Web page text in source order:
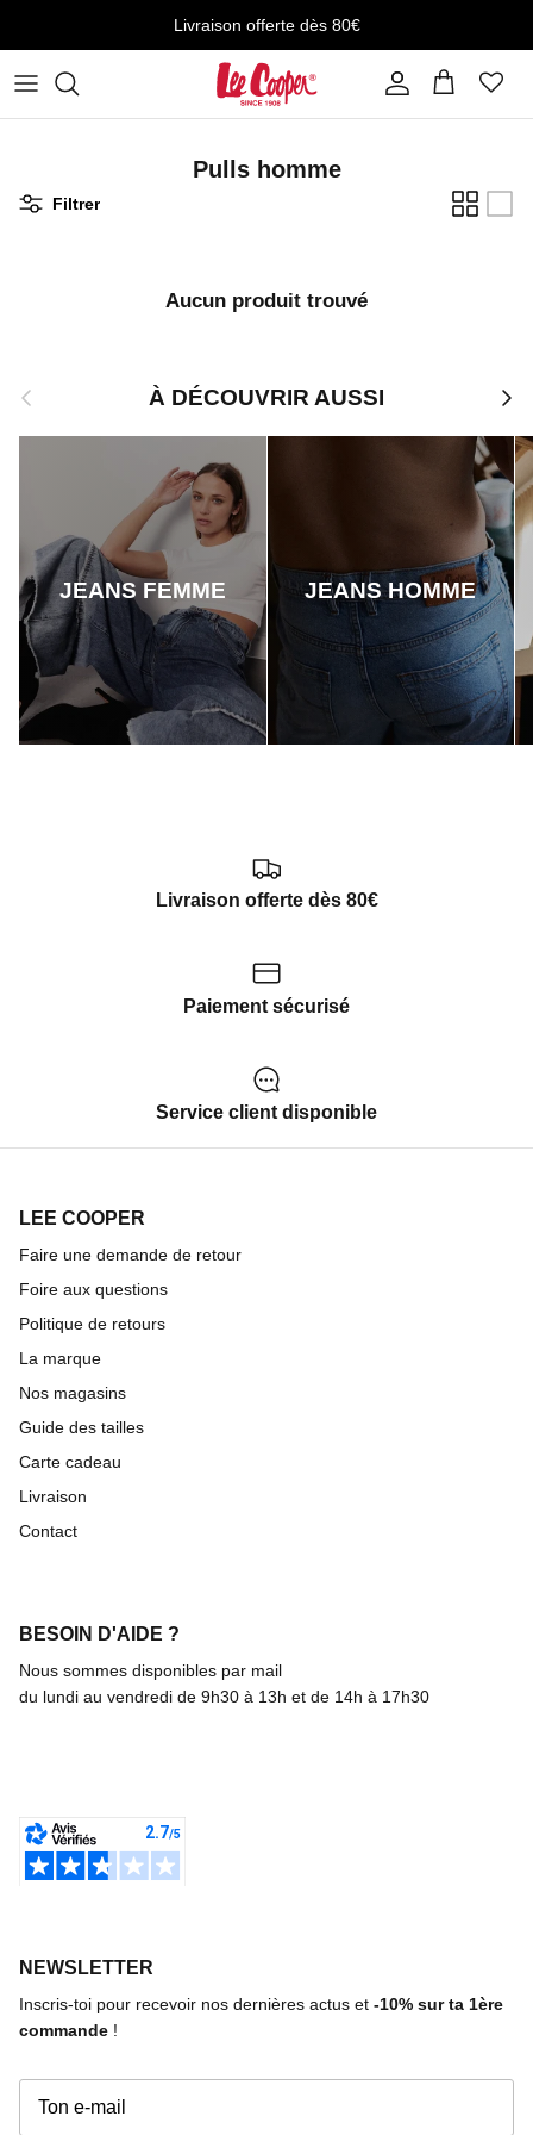
Livraison offerte dès 80€
ComptePanier
Pulls homme
Filtrer
Aucun produit trouvé
Précédent À DÉCOUVRIR AUSSI
JEANS FEMME JEANS HOMME
Livraison offerte dès 80€
Paiement sécurisé
Service client disponible
LEE COOPER
Faire une demande de retour
Foire aux questions
Politique de retours
La marque
Nos magasins
Guide des tailles
Carte cadeau
Livraison
Contact
BESOIN D'AIDE ?
Nous sommes disponibles par mail
du lundi au vendredi de 9h30 à 13h et de 14h à 17h30
NEWSLETTER
Inscris-toi pour recevoir nos dernières actus et -10% sur ta 1ère
commande !